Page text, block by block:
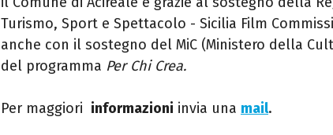
Turismo, Sport e Spettacolo - Sicilia Film
anche con il sostegno del MiC (Ministero della
del programma Per Chi Crea.
Per maggiori informazioni invia una mail.